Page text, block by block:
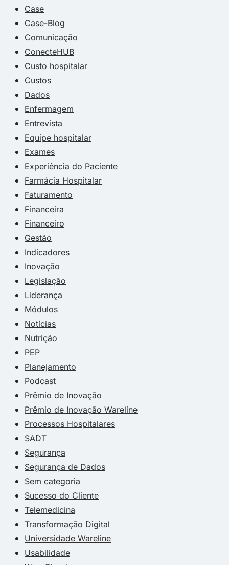
Case
Case-Blog
Comunicação
ConecteHUB
Custo hospitalar
Custos
Dados
Enfermagem
Entrevista
Equipe hospitalar
Exames
Experiência do Paciente
Farmácia Hospitalar
Faturamento
Financeira
Financeiro
Gestão
Indicadores
Inovação
Legislação
Liderança
Módulos
Notícias
Nutrição
PEP
Planejamento
Podcast
Prêmio de Inovação
Prêmio de Inovação Wareline
Processos Hospitalares
SADT
Segurança
Segurança de Dados
Sem categoria
Sucesso do Cliente
Telemedicina
Transformação Digital
Universidade Wareline
Usabilidade